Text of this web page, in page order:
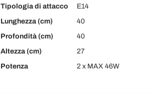
Tipologia di attacco
E14
Lunghezza (cm)
40
Profondità (cm)
40
Altezza (cm)
27
Potenza
2 x MAX 46W